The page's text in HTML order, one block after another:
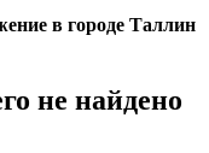
в городе Таллин
не найдено